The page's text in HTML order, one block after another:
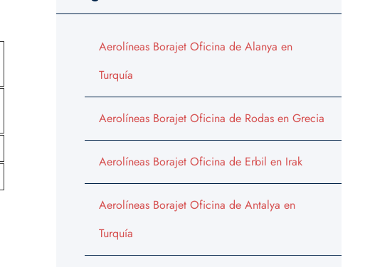
Aerolíneas Borajet Oficina de Alanya en
Turquía
Aerolíneas Borajet Oficina de Rodas en Grecia
Aerolíneas Borajet Oficina de Erbil en Irak
Aerolíneas Borajet Oficina de Antalya en
Turquía